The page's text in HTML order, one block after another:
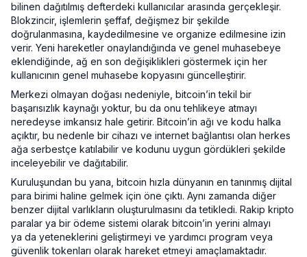
bilinen dağıtılmış defterdeki kullanıcılar arasında gerçekleşir.
Blokzincir, işlemlerin şeffaf, değişmez bir şekilde
doğrulanmasına, kaydedilmesine ve organize edilmesine izin
verir. Yeni hareketler onaylandığında ve genel muhasebeye
eklendiğinde, ağ en son değişiklikleri göstermek için her
kullanıcının genel muhasebe kopyasını güncelleştirir.
Merkezi olmayan doğası nedeniyle, bitcoin’in tekil bir
başarısızlık kaynağı yoktur, bu da onu tehlikeye atmayı
neredeyse imkansız hale getirir. Bitcoin’in ağı ve kodu halka
açıktır, bu nedenle bir cihazı ve internet bağlantısı olan herkes
ağa serbestçe katılabilir ve kodunu uygun gördükleri şekilde
inceleyebilir ve dağıtabilir.
Kuruluşundan bu yana, bitcoin hızla dünyanın en tanınmış dijital
para birimi haline gelmek için öne çıktı. Aynı zamanda diğer
benzer dijital varlıkların oluşturulmasını da tetikledi. Rakip kripto
paralar ya bir ödeme sistemi olarak bitcoin’in yerini almayı
ya da yeteneklerini geliştirmeyi ve yardımcı program veya
güvenlik tokenları olarak hareket etmeyi amaçlamaktadır.